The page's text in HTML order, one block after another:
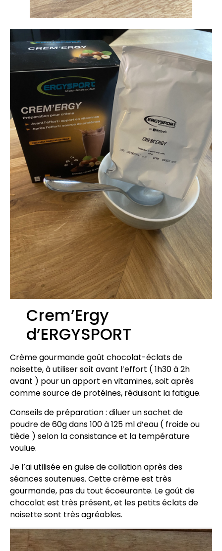
Crem’Ergy
d’ERGYSPORT
Crème gourmande goût chocolat-éclats de
noisette, à utiliser soit avant l’effort ( 1h30 à 2h
avant ) pour un apport en vitamines, soit après
comme source de protéines, réduisant la fatigue.
Conseils de préparation : diluer un sachet de
poudre de 60g dans 100 à 125 ml d’eau ( froide ou
tiède ) selon la consistance et la température
voulue.
Je l’ai utilisée en guise de collation après des
séances soutenues. Cette crème est très
gourmande, pas du tout écoeurante. Le goût de
chocolat est très présent, et les petits éclats de
noisette sont très agréables.